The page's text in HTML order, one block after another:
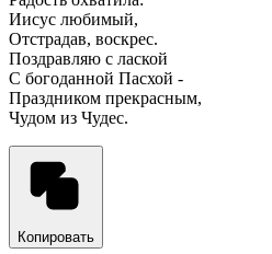
Иисус любимый,
Отстрадав, воскрес.
Поздравляю с лаской
С богоданной Пасхой -
Праздником прекрасным,
Чудом из Чудес.
Копировать